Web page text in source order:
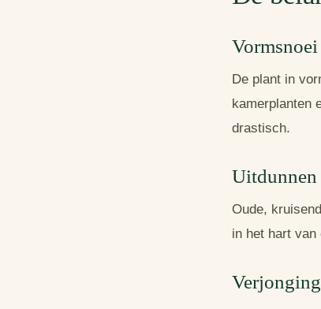
Vormsnoei
De plant in
kamerplanten
drastisch.
Uitdunnen
Oude,
in het hart